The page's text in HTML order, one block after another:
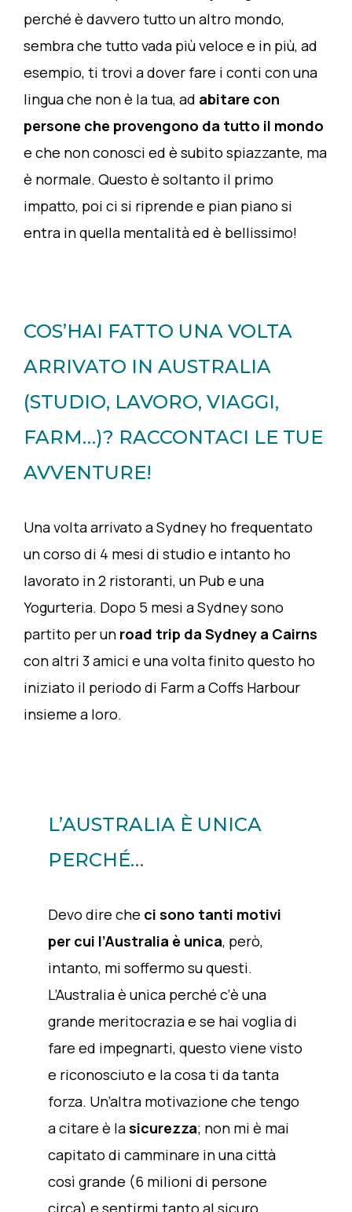
perché è davvero tutto un altro mondo,
sembra che tutto vada più veloce e in più, ad
esempio, ti trovi a dover fare i conti con una
lingua che non è la tua, ad abitare con
persone che provengono da tutto il mondo
e che non conosci ed è subito spiazzante, ma
è normale. Questo è soltanto il primo
impatto, poi ci si riprende e pian piano si
entra in quella mentalità ed è bellissimo!
COS’HAI FATTO UNA VOLTA
ARRIVATO IN AUSTRALIA
(STUDIO, LAVORO, VIAGGI,
FARM…)? RACCONTACI LE TUE
AVVENTURE!
Una volta arrivato a Sydney ho frequentato
un corso di 4 mesi di studio e intanto ho
lavorato in 2 ristoranti, un Pub e una
Yogurteria. Dopo 5 mesi a Sydney sono
partito per un road trip da Sydney a Cairns
con altri 3 amici e una volta finito questo ho
iniziato il periodo di Farm a Coffs Harbour
insieme a loro.
L’AUSTRALIA È UNICA
PERCHÉ…
Devo dire che ci sono tanti motivi
per cui l’Australia è unica, però,
intanto, mi soffermo su questi.
L’Australia è unica perché c’è una
grande meritocrazia e se hai voglia di
fare ed impegnarti, questo viene visto
e riconosciuto e la cosa ti da tanta
forza. Un’altra motivazione che tengo
a citare è lasicurezza; non mi è mai
capitato di camminare in una città
così grande (6 milioni di persone